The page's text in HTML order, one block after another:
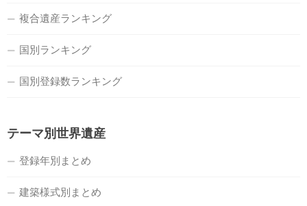
複合遺産ランキング
国別ランキング
国別登録数ランキング
テーマ別世界遺産
登録年別まとめ
建築様式別まとめ